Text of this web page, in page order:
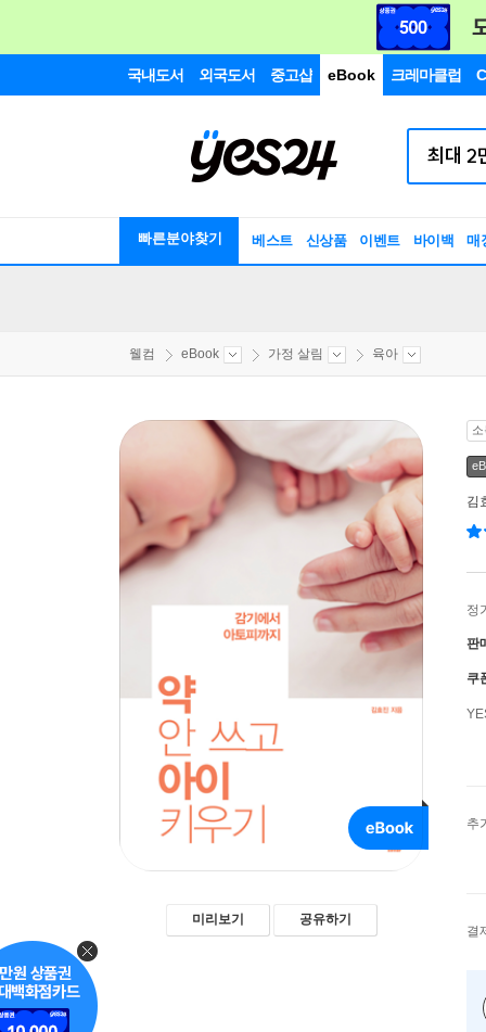
국내도서 외국도서 중고샵 eBook 크레마클럽
빠른분야찾기 베스트 신상품 이벤트 바이백 매
웰컴 eBook 가정 살림 육아
미리보기 공유하기
김
정
판
쿠
추
결